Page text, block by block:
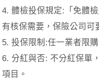
4. 體檢投保規定:「免體
有核保需要，保險公司可
5. 投保限制:任一業者限
6. 分紅與否: 不分紅保單
項目。